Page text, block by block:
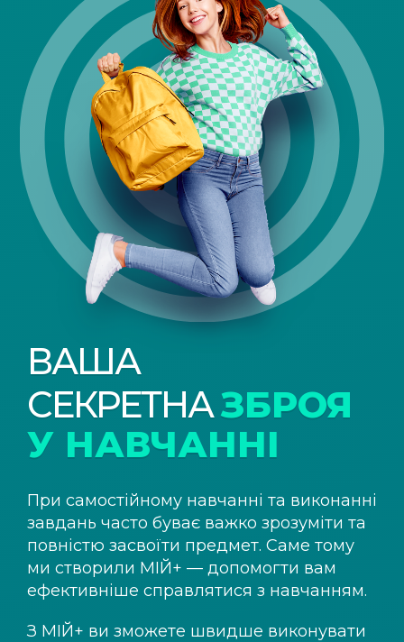
ВАША
СЕКРЕТНАЗБРОЯ
У НАВЧАННІ
При самостійному навчанні та виконанні
завдань часто буває важко зрозуміти та
повністю засвоїти предмет. Саме тому
ми створили МІЙ+ — допомогти вам
ефективніше справлятися з навчанням.
З МІЙ+ ви зможете швидше виконувати